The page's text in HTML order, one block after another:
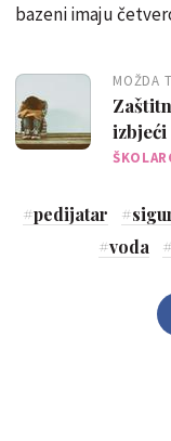
bazeni imaju
MOŽDA
izbjeći
dobi
#pedijatar #
#voda #